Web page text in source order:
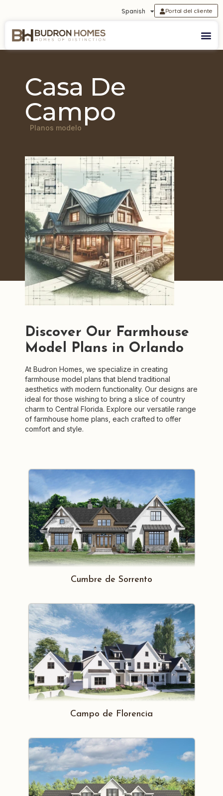
Spanish Portal del cliente
Casa De
Campo
Planos modelo
Discover Our Farmhouse
Model Plans in Orlando
At Budron Homes, we specialize in creating
farmhouse model plans that blend traditional
aesthetics with modern functionality. Our designs are
ideal for those wishing to bring a slice of country
charm to Central Florida. Explore our versatile range
of farmhouse home plans, each crafted to offer
comfort and style.
Cumbre de Sorrento
Campo de Florencia